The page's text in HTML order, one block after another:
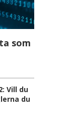
som
Vill du
du